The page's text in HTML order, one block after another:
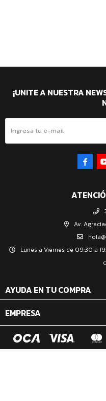
Av.
Lunes a Viernes de 09:30 a
AYUDA EN TU COMPRA
EMPRESA
¡UNITE A NUESTRA
